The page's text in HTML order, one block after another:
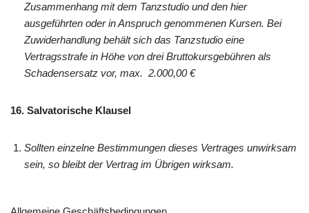
Zusammenhang mit dem Tanzstudio und den hier
ausgeführten oder in Anspruch genommenen Kursen. Bei
Zuwiderhandlung behält sich das Tanzstudio eine
Vertragsstrafe in Höhe von drei Bruttokursgebühren als
Schadensersatz vor, max. 2.000,00 €
16. Salvatorische Klausel
Sollten einzelne Bestimmungen dieses Vertrages unwirksam
sein, so bleibt der Vertrag im Übrigen wirksam.